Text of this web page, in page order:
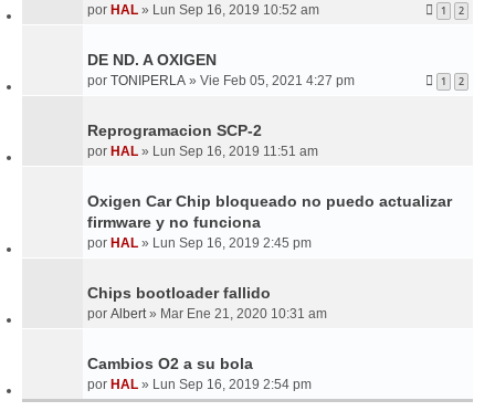
por HAL » Lun Sep 16, 2019 10:52 am 1 2
DE ND. A OXIGEN
por TONIPERLA » Vie Feb 05, 2021 4:27 pm 1 2
Reprogramacion SCP-2
por HAL » Lun Sep 16, 2019 11:51 am
Oxigen Car Chip bloqueado no puedo actualizar
firmware y no funciona
por HAL » Lun Sep 16, 2019 2:45 pm
Chips bootloader fallido
por Albert» Mar Ene 21, 2020 10:31 am
Cambios O2 a su bola
por HAL » Lun Sep 16, 2019 2:54 pm